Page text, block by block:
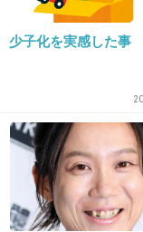
2013/01/11(金) 15:49:22
逮捕されろ
少子化を実感した事